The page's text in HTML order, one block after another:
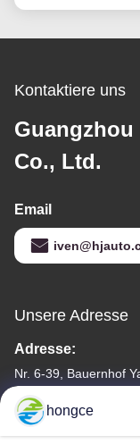
Kontaktiere uns
Co., Ltd.
Email
Unsere Adresse
Adresse:
Nr. 6-39, Bauernhof
Telefon:
hongce